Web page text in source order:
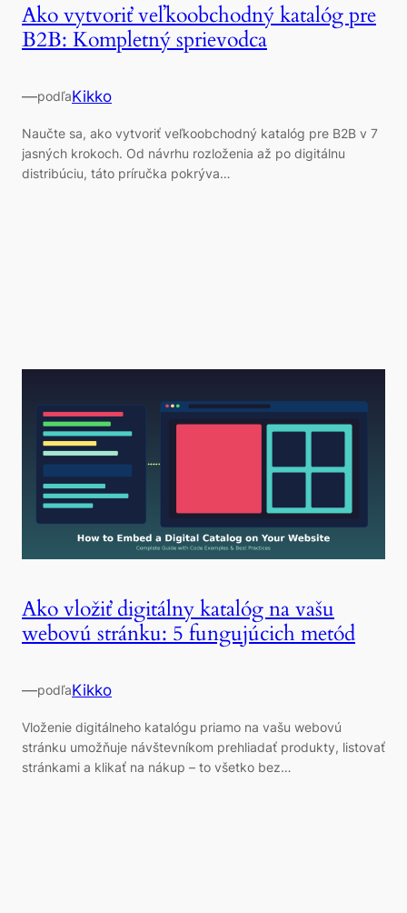
Ako vytvoriť veľkoobchodný katalóg pre
B2B: Kompletný sprievodca
—podľaKikko
Naučte sa, ako vytvoriť veľkoobchodný katalóg pre B2B v 7
jasných krokoch. Od návrhu rozloženia až po digitálnu
distribúciu, táto príručka pokrýva…
Ako vložiť digitálny katalóg na vašu
webovú stránku: 5 fungujúcich metód
—podľaKikko
Vloženie digitálneho katalógu priamo na vašu webovú
stránku umožňuje návštevníkom prehliadať produkty, listovať
stránkami a klikať na nákup – to všetko bez…